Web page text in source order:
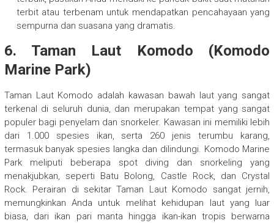
terbit atau terbenam untuk mendapatkan pencahayaan yang
sempurna dan suasana yang dramatis.
6. Taman Laut Komodo (Komodo
Marine Park)
Taman Laut Komodo adalah kawasan bawah laut yang sangat
terkenal di seluruh dunia, dan merupakan tempat yang sangat
populer bagi penyelam dan snorkeler. Kawasan ini memiliki lebih
dari 1.000 spesies ikan, serta 260 jenis terumbu karang,
termasuk banyak spesies langka dan dilindungi. Komodo Marine
Park meliputi beberapa spot diving dan snorkeling yang
menakjubkan, seperti Batu Bolong, Castle Rock, dan Crystal
Rock. Perairan di sekitar Taman Laut Komodo sangat jernih,
memungkinkan Anda untuk melihat kehidupan laut yang luar
biasa, dari ikan pari manta hingga ikan-ikan tropis berwarna